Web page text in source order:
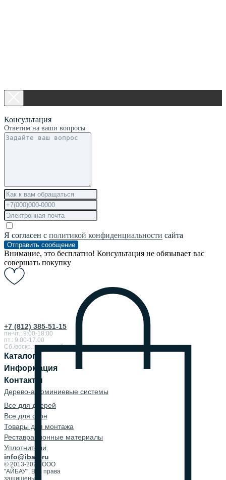
+7 (812) 385-51-15
пн-чт.: 9:00-18:00
пт.: 9.00-17.00
Сб./воскр.: выходной
Каталог
Информация
Контакты
Дерево-алюминиевые системы
Все для дверей
Все для окон
Товары для монтажа
Реставрационные материалы
Уплотнители
info@ibau.ru
© 2013-2026 ООО
"АЙБАУ". Все права
защищены.
Консультация
Ответим на ваши вопросы
Я согласен с политикой конфиденциальности сайта
Отправить сообщение
Внимание, это бесплатно! Консультация не обязывает вас
совершать покупку